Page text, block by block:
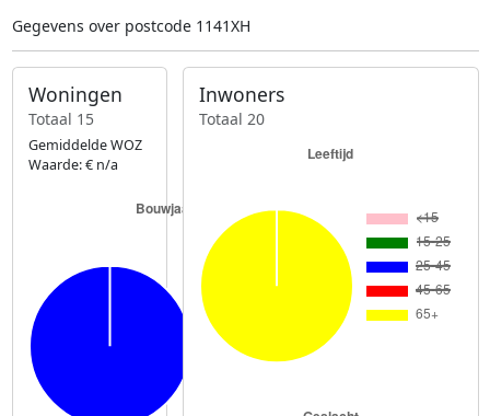
Gegevens over postcode 1141XH
Woningen
Totaal 15
Gemiddelde WOZ
Waarde: € n/a
Inwoners
Totaal 20